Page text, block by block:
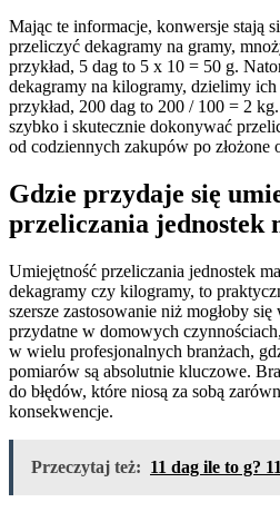
Mając te informacje, konwersje stają
przeliczyć dekagramy na gramy,
przykład, 5 dag to 5 x 10 = 50 g.
dekagramy na kilogramy, dzielimy
przykład, 200 dag to 200 / 100 = 2
szybko i skutecznie dokonywać
od codziennych zakupów po złożone
Gdzie przydaje się
przeliczania jednostek
Umiejętność przeliczania jednostek
dekagramy czy kilogramy, to
szersze zastosowanie niż mogłoby
przydatne w domowych
w wielu profesjonalnych branżach,
pomiarów są absolutnie kluczowe.
do błędów, które niosą za sobą
konsekwencje.
Przeczytaj też: 11 dag ile to g?